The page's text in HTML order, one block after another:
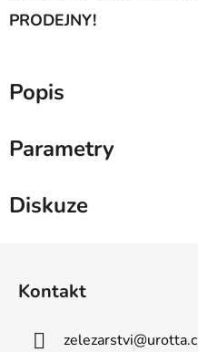
PRODEJNY!
Popis
Parametry
Diskuze
Kontakt
zelezarstvi@